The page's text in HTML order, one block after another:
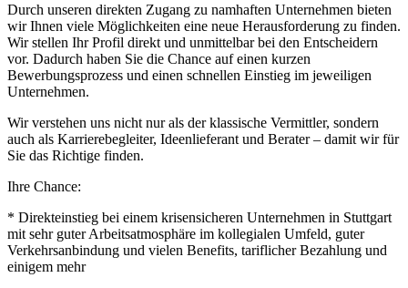
Durch unseren direkten Zugang zu namhaften Unternehmen bieten
wir Ihnen viele Möglichkeiten eine neue Herausforderung zu finden.
Wir stellen Ihr Profil direkt und unmittelbar bei den Entscheidern
vor. Dadurch haben Sie die Chance auf einen kurzen
Bewerbungsprozess und einen schnellen Einstieg im jeweiligen
Unternehmen.
Wir verstehen uns nicht nur als der klassische Vermittler, sondern
auch als Karrierebegleiter, Ideenlieferant und Berater – damit wir für
Sie das Richtige finden.
Ihre Chance:
* Direkteinstieg bei einem krisensicheren Unternehmen in Stuttgart
mit sehr guter Arbeitsatmosphäre im kollegialen Umfeld, guter
Verkehrsanbindung und vielen Benefits, tariflicher Bezahlung und
einigem mehr